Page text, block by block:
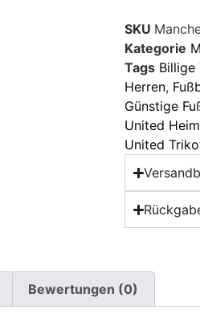
SKU
Kategorie
Tags Billige
Herren,
Günstige
United
United
Bewertungen (0)